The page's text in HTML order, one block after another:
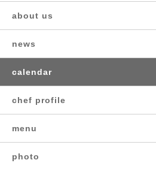
about us
news
calendar
chef profile
menu
photo